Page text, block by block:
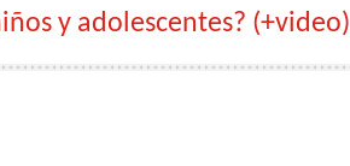
y adolescentes? (+video)